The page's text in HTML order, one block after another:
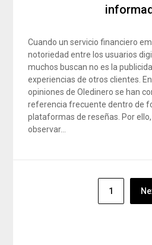
Cuando un servicio financiero
notoriedad entre los usuarios
muchos buscan no es la
experiencias de otros clientes.
opiniones de Oledinero se han
referencia frecuente dentro de
plataformas de reseñas. Por
observar…
1